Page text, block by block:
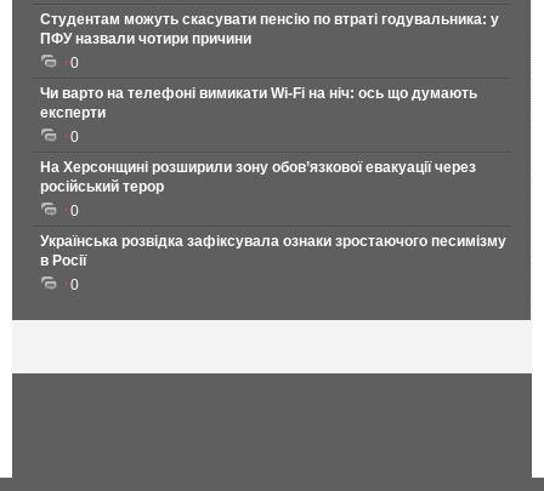
Студентам можуть скасувати пенсію по втраті годувальника: у
ПФУ назвали чотири причини
0
Чи варто на телефонi вимикати Wi-Fi на ніч: ось що думають
експерти
0
На Херсонщині розширили зону обов’язкової евакуації через
російський терор
0
Українська розвідка зафіксувала ознаки зростаючого песимізму
в Росії
0